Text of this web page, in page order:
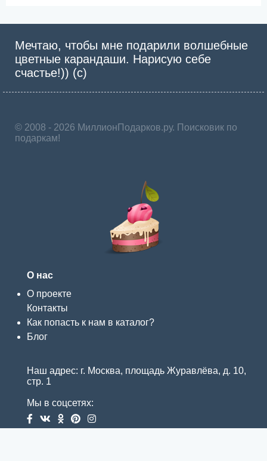
Мечтаю, чтобы мне подарили волшебные
цветные карандаши. Нарисую себе
счастье!)) (с)
© 2008 - 2026 МиллионПодарков.ру. Поисковик по
подаркам!
О нас
О проекте
Контакты
Как попасть к нам в каталог?
Блог
Наш адрес: г. Москва, площадь Журавлёва, д. 10,
стр. 1
Мы в соцсетях: